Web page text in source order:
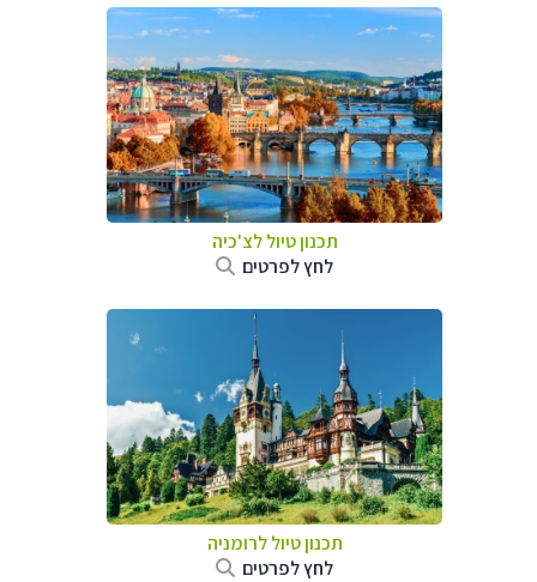
תכנון טיול לצ'כיה
לחץ לפרטים
תכנון טיול לרומניה
לחץ לפרטים